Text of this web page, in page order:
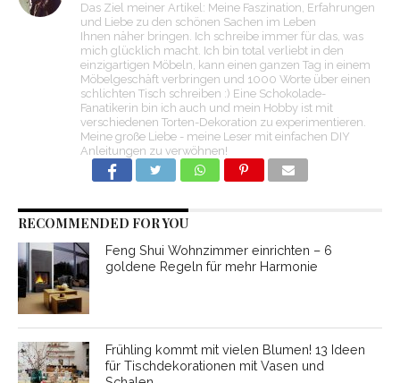
Das Ziel meiner Artikel: Meine Faszination, Erfahrungen
und Liebe zu den schönen Sachen im Leben
Ihnen näher bringen. Ich schreibe immer für das, was
mich glücklich macht. Ich bin total verliebt in den
einzigartigen Möbeln, kann einen ganzen Tag in einem
Möbelgeschäft verbringen und 1000 Worte über einen
schlichten Tisch schreiben :) Eine Schokolade-
Fanatikerin bin ich auch und mein Hobby ist mit
verschiedenen Torten-Dekoration zu experimentieren.
Meine große Liebe - meine Leser mit einfachen DIY
Anleitungen zu verwöhnen!
RECOMMENDED FOR YOU
Feng Shui Wohnzimmer einrichten – 6
goldene Regeln für mehr Harmonie
Frühling kommt mit vielen Blumen! 13 Ideen
für Tischdekorationen mit Vasen und